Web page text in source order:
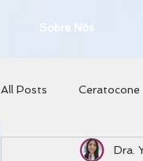
Sobre Nós
All Posts Ceratocone
Neuro-Oftalmologia
Dra.